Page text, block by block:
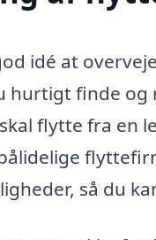
idé at
finde og
flytte fra en
så du